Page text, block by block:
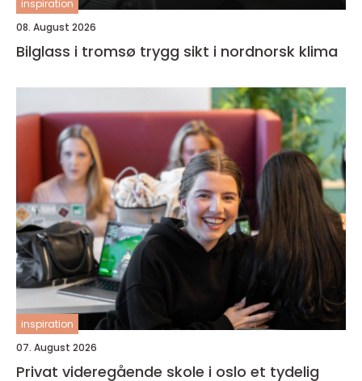
inspiration
08. August 2026
Bilglass i tromsø trygg sikt i nordnorsk klima
inspiration
07. August 2026
Privat videregående skole i oslo et tydelig